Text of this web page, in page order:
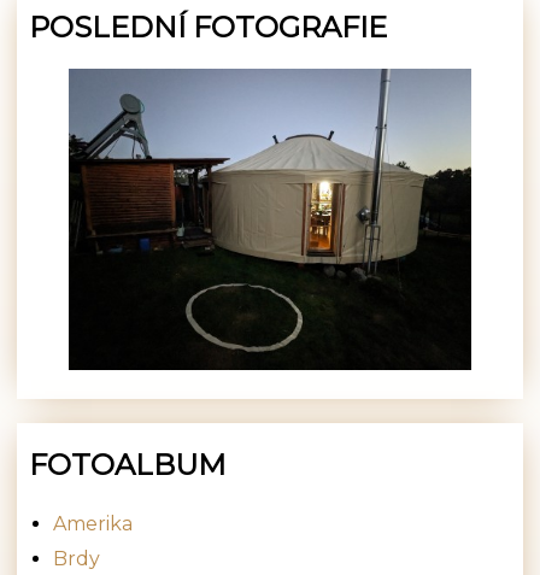
POSLEDNÍ FOTOGRAFIE
FOTOALBUM
Amerika
Brdy